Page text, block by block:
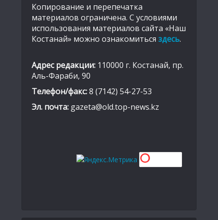
Копирование и перепечатка
материалов ограничена. С условиями
использования материалов сайта «Наш
Костанай» можно ознакомиться здесь.
Адрес редакции: 110000 г. Костанай, пр.
Аль-Фараби, 90
Телефон/факс:8 (7142) 54-27-53
Эл. почта: gazeta@old.top-news.kz